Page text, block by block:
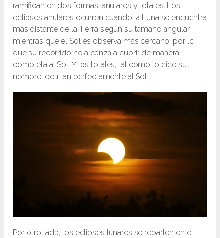
ramifican en dos formas: anulares y totales. Los
eclipses anulares ocurren cuando la Luna se encuentra
más distante de la Tierra según su tamaño angular,
mientras que el Sol es observa más cercano, por lo
que su recorrido no alcanza a cubrir de manera
completa al Sol. Y los totales, tal como lo dice su
nombre, ocultan perfectamente al Sol.
Por otro lado, los eclipses lunares se reparten en el